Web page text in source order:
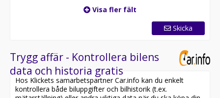
Visa fler fält
Skicka
Trygg affär - Kontrollera bilens
data och historia gratis
Hos Klickets samarbetspartner Car.info kan du enkelt
kontrollera både biluppgifter och bilhistorik (t.ex.